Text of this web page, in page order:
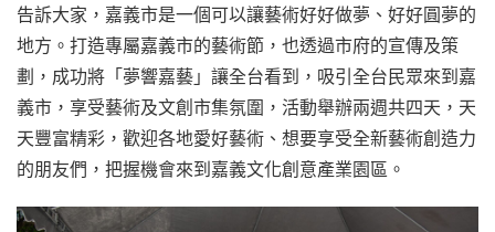
告訴大家，嘉義市是一個可以讓藝術好好做夢、好好圓夢的
地方。打造專屬嘉義市的藝術節，也透過市府的宣傳及策
劃，成功將「夢響嘉藝」讓全台看到，吸引全台民眾來到嘉
義市，享受藝術及文創市集氛圍，活動舉辦兩週共四天，天
天豐富精彩，歡迎各地愛好藝術、想要享受全新藝術創造力
的朋友們，把握機會來到嘉義文化創意產業園區。